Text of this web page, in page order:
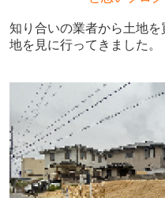
知り合いの業者から土地
地を見に行ってきました。